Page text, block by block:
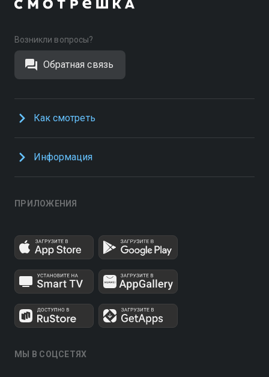
Возникли вопросы?
Обратная связь
Как смотреть
Информация
ПРИЛОЖЕНИЯ
МЫ В СОЦСЕТЯХ